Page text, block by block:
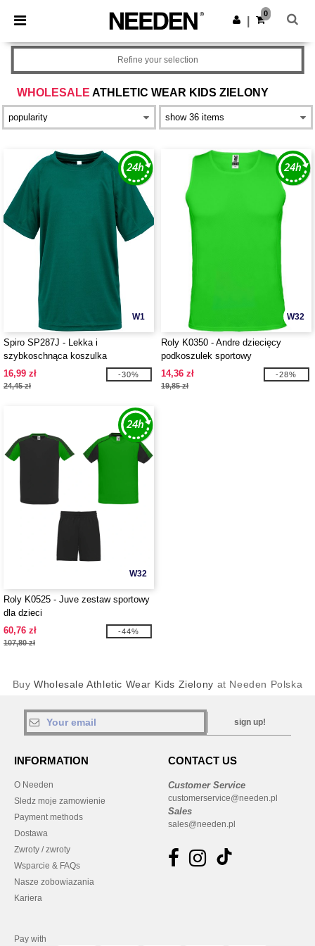
× Aplikacja Needen
Lepsze ceny w aplikacji!
Pobierz app
0
WHOLESALE ATHLETIC WEAR KIDS ZIELONY
Refine your selection
W1
Spiro SP287J - Lekka i
szybkoschnąca koszulka
16,99 zł
24,45 zł
-30%
W32
Roly K0350 - Andre dziecięcy
podkoszulek sportowy
14,36 zł
19,85 zł
-28%
W32
Roly K0525 - Juve zestaw sportowy
dla dzieci
60,76 zł
107,80 zł
-44%
BuyWholesale Athletic Wear Kids Zielony at Needen Polska
sign up!
INFORMATION
O Needen
Sledz moje zamowienie
Payment methods
Dostawa
Zwroty / zwroty
Wsparcie & FAQs
Nasze zobowiazania
Kariera
CONTACT US
Customer Service
customerservice@needen.pl
Sales
sales@needen.pl
Pay with